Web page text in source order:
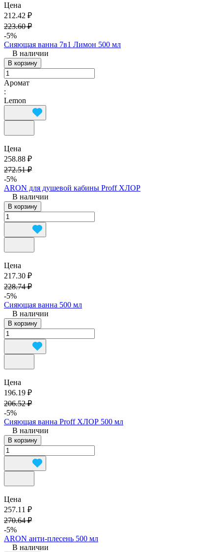
Цена
212.42 ₽
223.60 ₽
-5%
Сияющая ванна 7в1 Лимон 500 мл
В наличии
В корзину
Аромат
:
Lemon
Цена
258.88 ₽
272.51 ₽
-5%
ARON для душевой кабины Proff ХЛОР
В наличии
В корзину
Цена
217.30 ₽
228.74 ₽
-5%
Сияющая ванна 500 мл
В наличии
В корзину
Цена
196.19 ₽
206.52 ₽
-5%
Сияющая ванна Proff ХЛОР 500 мл
В наличии
В корзину
Цена
257.11 ₽
270.64 ₽
-5%
ARON анти-плесень 500 мл
В наличии